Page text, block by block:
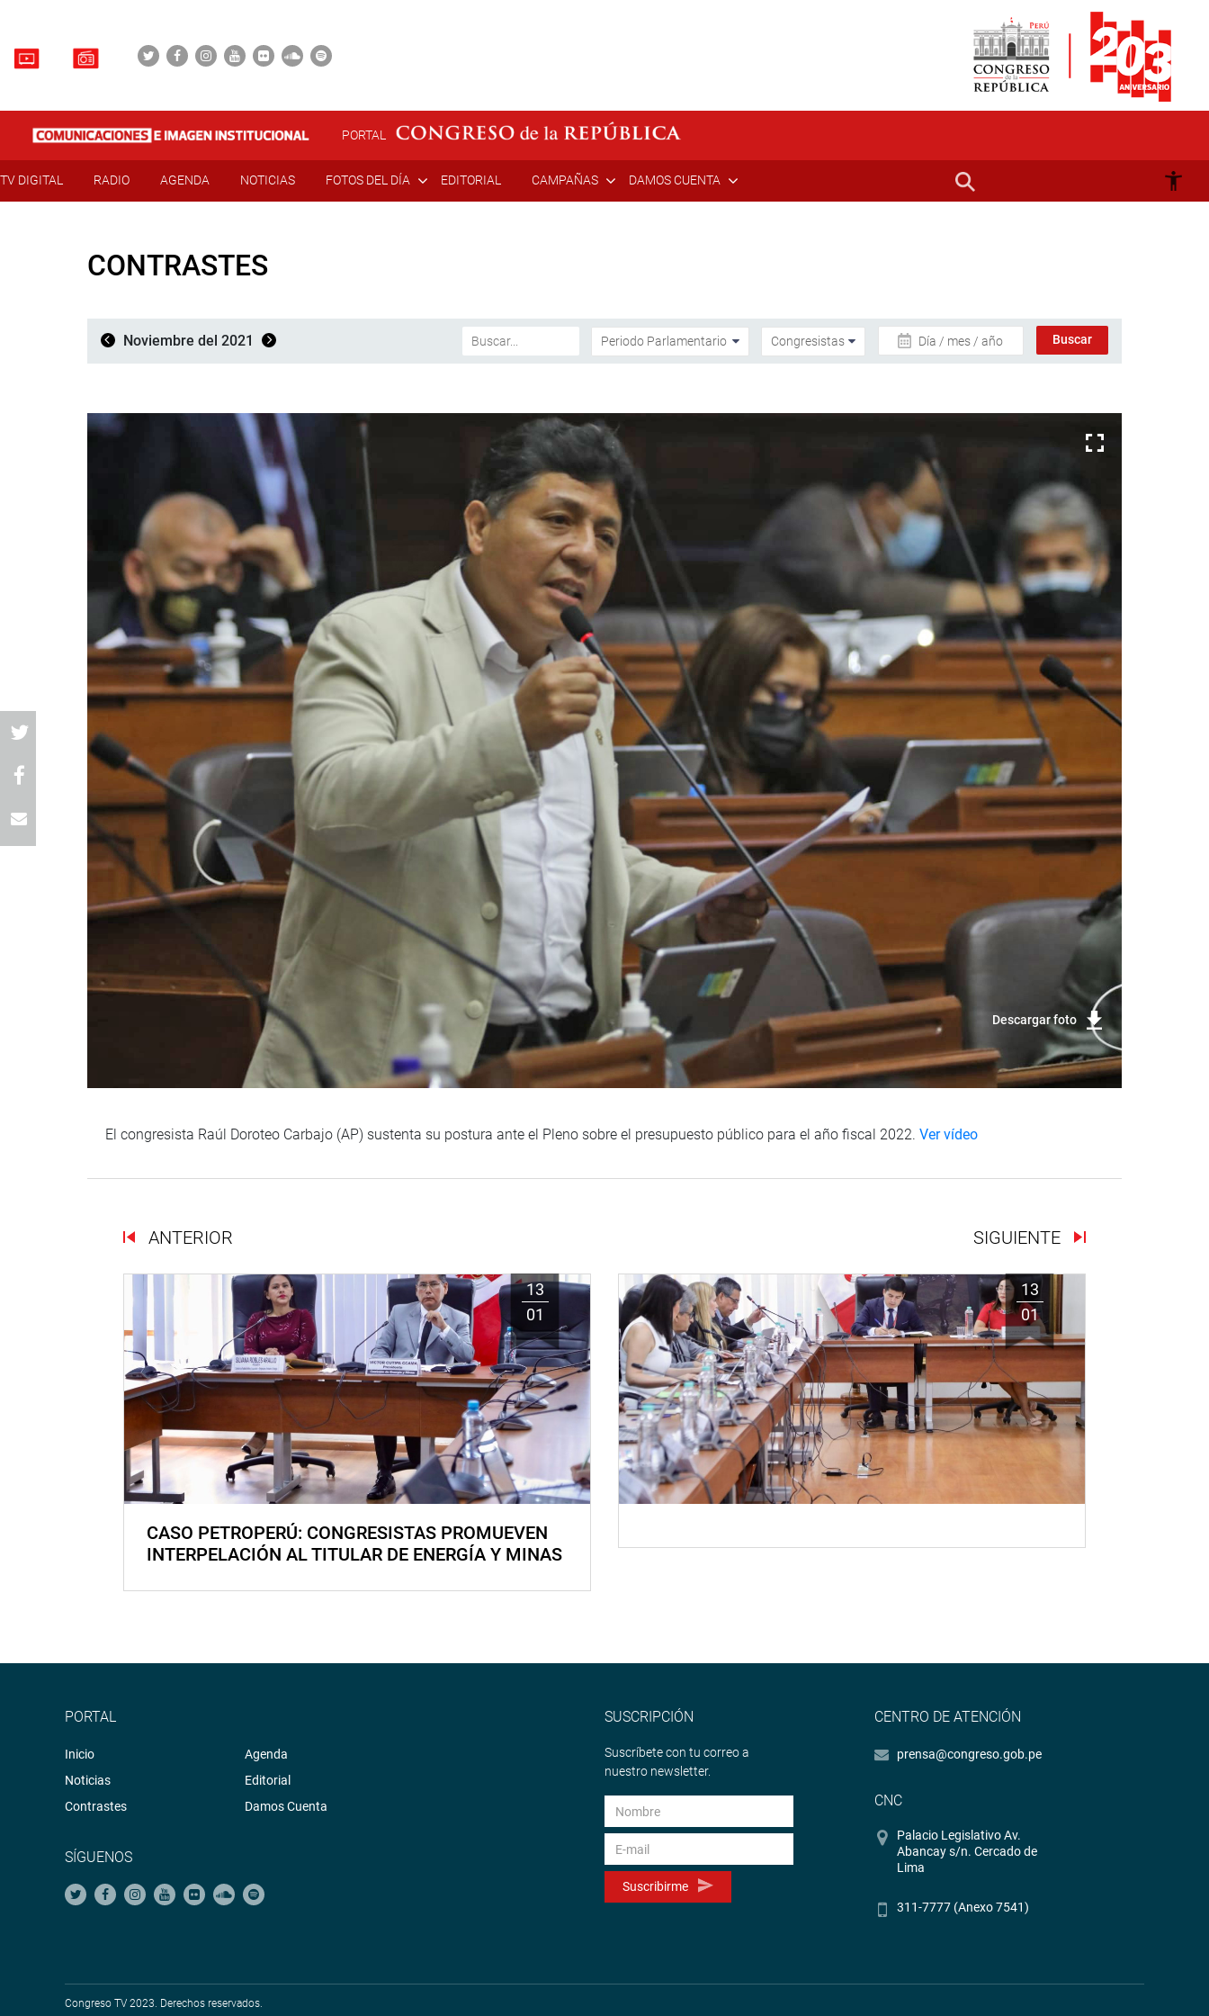
PORTAL
TV DIGITAL RADIO AGENDA NOTICIAS FOTOS DEL DÍA EDITORIAL CAMPAÑAS DAMOS CUENTA
CONTRASTES
Noviembre del 2021 Día / mes / año
Descargar foto
El congresista Raúl Doroteo Carbajo (AP) sustenta su postura ante el Pleno sobre el presupuesto público para el año fiscal 2022. Ver vídeo
ANTERIOR SIGUIENTE
13
01
CASO PETROPERÚ: CONGRESISTAS PROMUEVEN
INTERPELACIÓN AL TITULAR DE ENERGÍA Y MINAS
13
01
PORTAL
Inicio
Noticias
Contrastes
Agenda
Editorial
Damos Cuenta
SÍGUENOS
SUSCRIPCIÓN
Suscríbete con tu correo a
nuestro newsletter.
Suscribirme
CENTRO DE ATENCIÓN
prensa@congreso.gob.pe
CNC
Palacio Legislativo Av.
Abancay s/n. Cercado de
Lima
311-7777 (Anexo 7541)
Congreso TV 2023. Derechos reservados.